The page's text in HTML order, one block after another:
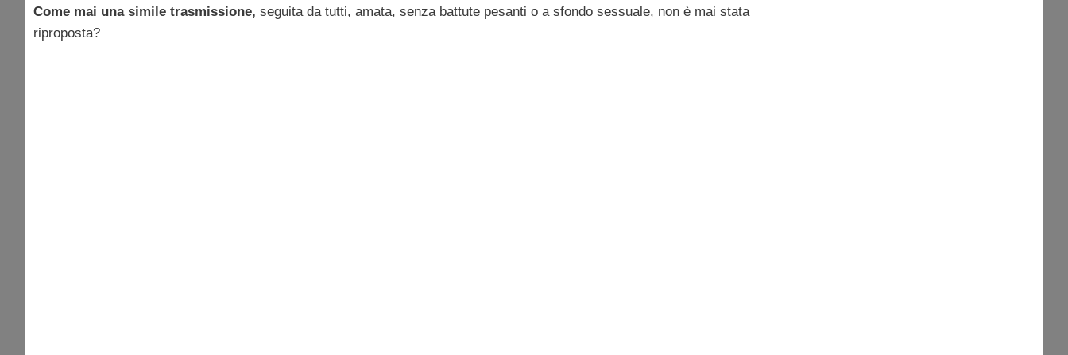
Come mai una simile trasmissione, seguita da tutti, amata, senza battute pesanti o a sfondo sessuale, non è mai stata
riproposta?